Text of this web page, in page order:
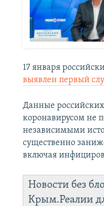
17 января
выявлен первый
Данные российских
коронавирусом не
независимыми
существенно
включая
Новости без
Крым.Реалии